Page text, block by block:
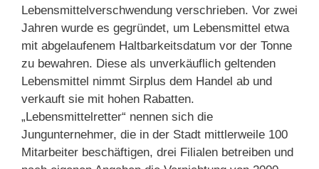
Lebensmittelverschwendung verschrieben. Vor zwei
Jahren wurde es gegründet, um Lebensmittel etwa
mit abgelaufenem Haltbarkeitsdatum vor der Tonne
zu bewahren. Diese als unverkäuflich geltenden
Lebensmittel nimmt Sirplus dem Handel ab und
verkauft sie mit hohen Rabatten.
„Lebensmittelretter“ nennen sich die
Jungunternehmer, die in der Stadt mittlerweile 100
Mitarbeiter beschäftigen, drei Filialen betreiben und